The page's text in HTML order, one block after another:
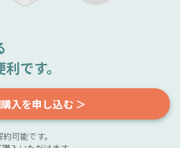
です。
入を申し込む ＞
可能です。